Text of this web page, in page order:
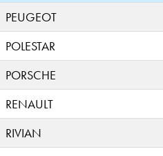
PEUGEOT
POLESTAR
PORSCHE
RENAULT
RIVIAN